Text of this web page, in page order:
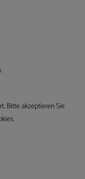
Bitte akzeptieren Sie